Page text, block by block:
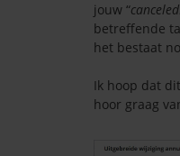
jouw “
betreffende
het bestaat
Ik hoop dat
hoor graag